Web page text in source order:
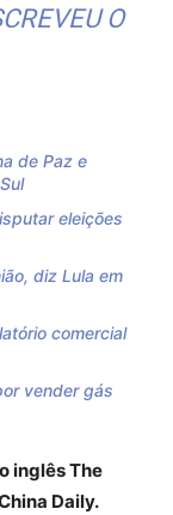
O
de Paz e
eleições
diz Lula em
comercial
vender gás
inglês The
Daily.